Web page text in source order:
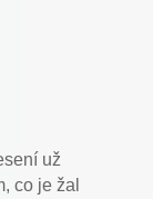
už
co je žal